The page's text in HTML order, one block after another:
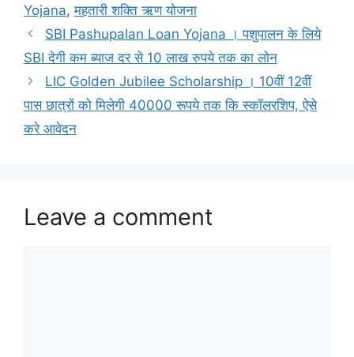
Yojana,महतारी शक्ति ऋण योजना
SBI Pashupalan Loan Yojana । पशुपालन के लिये
SBI देगी कम ब्याज दर से 10 लाख रुपये तक का लोन
LIC Golden Jubilee Scholarship । 10वीं 12वीं
पास छात्रों को मिलेगी 40000 रूपये तक कि स्कॉलरशिप, ऐसे
करे आवेदन
Leave a comment